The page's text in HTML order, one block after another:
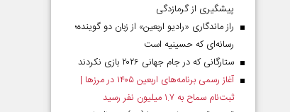
پیشگیری از گرمازدگی
راز ماندگاری «رادیو اربعین» از زبان دو گوینده؛
رسانه‌ای که حسینیه است
ستارگانی که در جام جهانی ۲۰۲۶ بازی نکردند
آغاز رسمی برنامه‌های اربعین ۱۴۰۵ در مرز‌ها |
ثبت‌نام سماح به ۱.۷ میلیون نفر رسید